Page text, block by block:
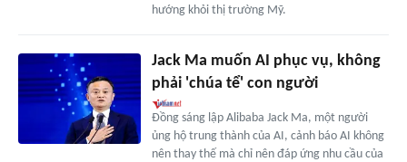
hướng khỏi thị trường Mỹ.
Jack Ma muốn AI phục vụ, không
phải 'chúa tể' con người
Đồng sáng lập Alibaba Jack Ma, một người
ủng hộ trung thành của AI, cảnh báo AI không
nên thay thế mà chỉ nên đáp ứng nhu cầu của